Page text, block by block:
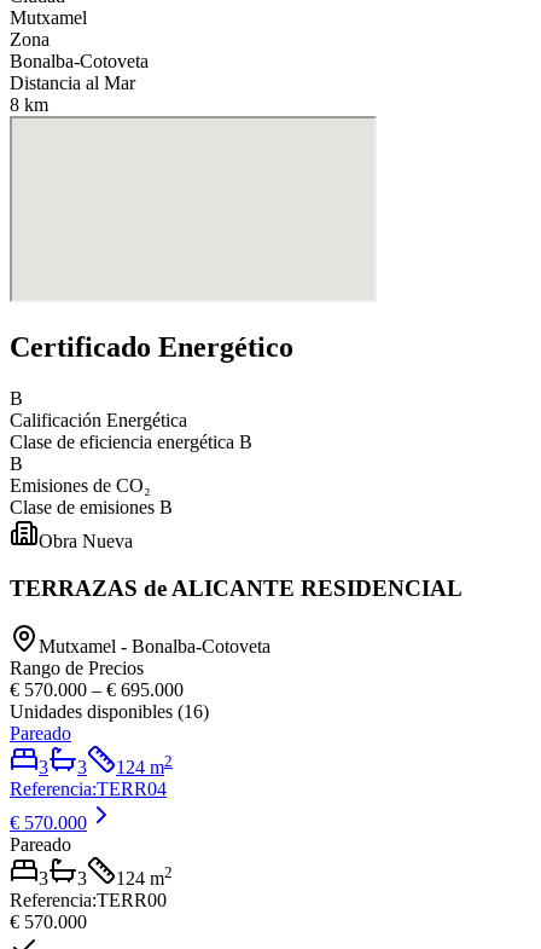
Mutxamel
Zona
Bonalba-Cotoveta
Distancia al Mar
8 km
Certificado Energético
B
Calificación Energética
Clase de eficiencia energética B
B
Emisiones de CO₂
Clase de emisiones B
Obra Nueva
TERRAZAS de ALICANTE RESIDENCIAL
Mutxamel - Bonalba-Cotoveta
Rango de Precios
€ 570.000 – € 695.000
Unidades disponibles (16)
Pareado
3
3 124 m2
Referencia:TERR04
€ 570.000
Pareado
3
3 124 m2
Referencia:TERR00
€ 570.000